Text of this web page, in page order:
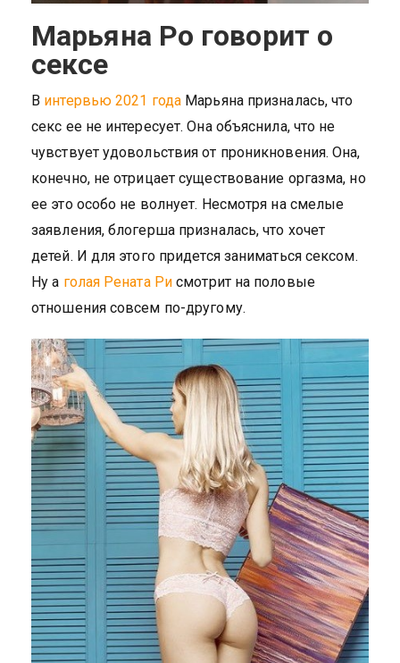
Марьяна Ро говорит о
сексе
В интервью 2021 года Марьяна призналась, что
секс ее не интересует. Она объяснила, что не
чувствует удовольствия от проникновения. Она,
конечно, не отрицает существование оргазма, но
ее это особо не волнует. Несмотря на смелые
заявления, блогерша призналась, что хочет
детей. И для этого придется заниматься сексом.
Ну а голая Рената Ри смотрит на половые
отношения совсем по-другому.